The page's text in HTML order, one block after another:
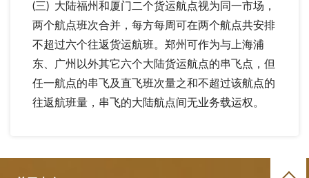
(三) 大陆福州和厦门二个货运航点视为同一市场，
两个航点班次合并，每方每周可在两个航点共安排
不超过六个往返货运航班。郑州可作为与上海浦
东、广州以外其它六个大陆货运航点的串飞点，但
任一航点的串飞及直飞班次量之和不超过该航点的
往返航班量，串飞的大陆航点间无业务载运权。